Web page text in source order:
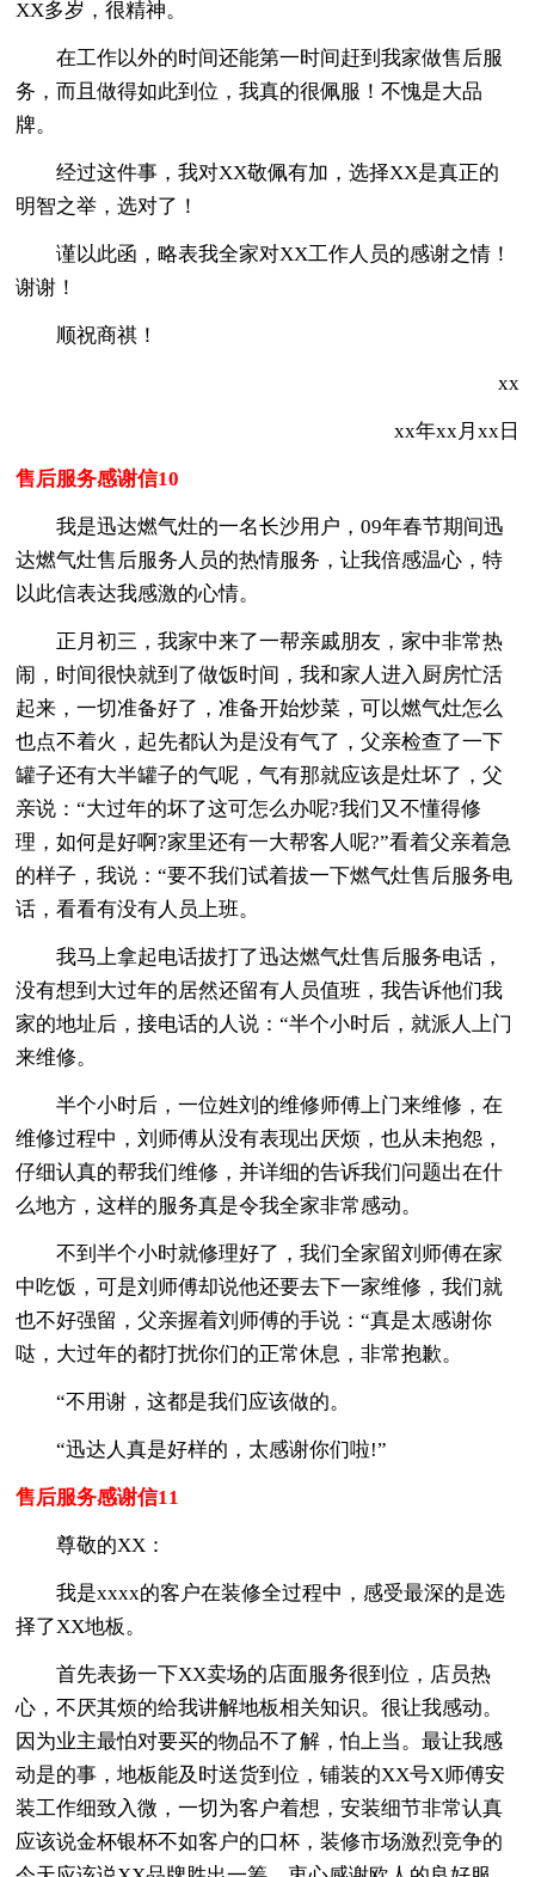
XX多岁，很精神。
在工作以外的时间还能第一时间赶到我家做售后服
务，而且做得如此到位，我真的很佩服！不愧是大品
牌。
经过这件事，我对XX敬佩有加，选择XX是真正的
明智之举，选对了！
谨以此函，略表我全家对XX工作人员的感谢之情！
谢谢！
顺祝商祺！
xx
xx年xx月xx日
售后服务感谢信10
我是迅达燃气灶的一名长沙用户，09年春节期间迅
达燃气灶售后服务人员的热情服务，让我倍感温心，特
以此信表达我感激的心情。
正月初三，我家中来了一帮亲戚朋友，家中非常热
闹，时间很快就到了做饭时间，我和家人进入厨房忙活
起来，一切准备好了，准备开始炒菜，可以燃气灶怎么
也点不着火，起先都认为是没有气了，父亲检查了一下
罐子还有大半罐子的气呢，气有那就应该是灶坏了，父
亲说：“大过年的坏了这可怎么办呢?我们又不懂得修
理，如何是好啊?家里还有一大帮客人呢?”看着父亲着急
的样子，我说：“要不我们试着拔一下燃气灶售后服务电
话，看看有没有人员上班。
我马上拿起电话拔打了迅达燃气灶售后服务电话，
没有想到大过年的居然还留有人员值班，我告诉他们我
家的地址后，接电话的人说：“半个小时后，就派人上门
来维修。
半个小时后，一位姓刘的维修师傅上门来维修，在
维修过程中，刘师傅从没有表现出厌烦，也从未抱怨，
仔细认真的帮我们维修，并详细的告诉我们问题出在什
么地方，这样的服务真是令我全家非常感动。
不到半个小时就修理好了，我们全家留刘师傅在家
中吃饭，可是刘师傅却说他还要去下一家维修，我们就
也不好强留，父亲握着刘师傅的手说：“真是太感谢你
哒，大过年的都打扰你们的正常休息，非常抱歉。
“不用谢，这都是我们应该做的。
“迅达人真是好样的，太感谢你们啦!”
售后服务感谢信11
尊敬的XX：
我是xxxx的客户在装修全过程中，感受最深的是选
择了XX地板。
首先表扬一下XX卖场的店面服务很到位，店员热
心，不厌其烦的给我讲解地板相关知识。很让我感动。
因为业主最怕对要买的物品不了解，怕上当。最让我感
动是的事，地板能及时送货到位，铺装的XX号X师傅安
装工作细致入微，一切为客户着想，安装细节非常认真
应该说金杯银杯不如客户的口杯，装修市场激烈竞争的